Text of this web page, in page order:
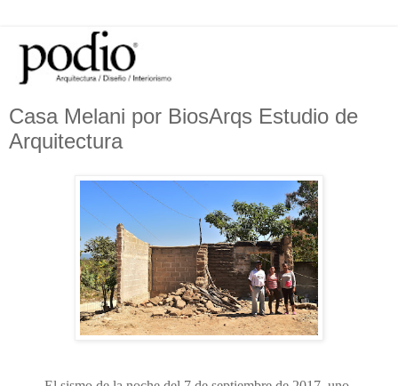
Casa Melani por BiosArqs Estudio de
Arquitectura